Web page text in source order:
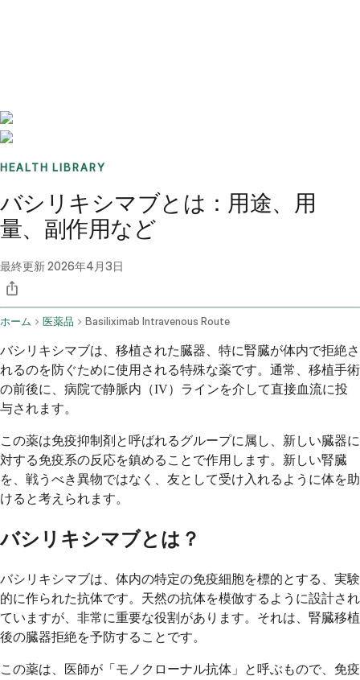
HEALTH LIBRARY
バシリキシマブとは：用途、用
量、副作用など
最終更新2026年4月3日
ホーム 医薬品 Basiliximab Intravenous Route
バシリキシマブは、移植された臓器、特に腎臓が体内で拒絶さ
れるのを防ぐために使用される特殊な薬です。通常、移植手術
の前後に、病院で静脈内（IV）ラインを介して直接血流に投
与されます。
この薬は免疫抑制剤と呼ばれるグループに属し、新しい臓器に
対する免疫系の反応を鎮めることで作用します。新しい腎臓
を、戦うべき異物ではなく、友として受け入れるように体を助
けると考えられます。
バシリキシマブとは？
バシリキシマブは、体内の特定の免疫細胞を標的とする、実験
的に作られた抗体です。天然の抗体を模倣するように設計され
ていますが、非常に重要な役割があります。それは、腎臓移植
後の臓器拒絶を予防することです。
この薬は、医師が「モノクローナル抗体」と呼ぶもので、免疫